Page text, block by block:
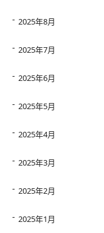
2025年8月
2025年7月
2025年6月
2025年5月
2025年4月
2025年3月
2025年2月
2025年1月